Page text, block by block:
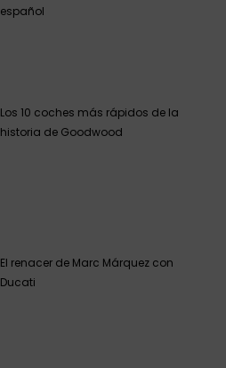
español
Los 10 coches más rápidos de la
historia de Goodwood
El renacer de Marc Márquez con
Ducati